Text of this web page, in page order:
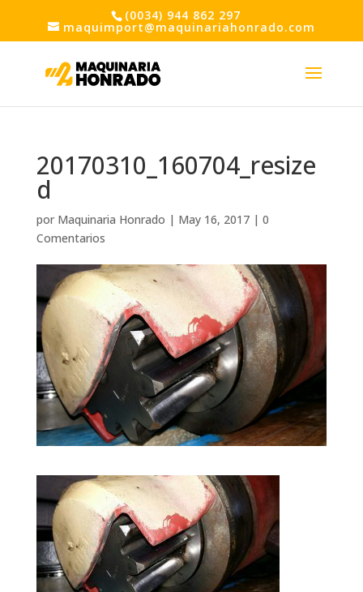
(0034) 944 862 297
maquimport@maquinariahonrado.com
20170310_160704_resize
d
por Maquinaria Honrado | May 16, 2017| 0
Comentarios